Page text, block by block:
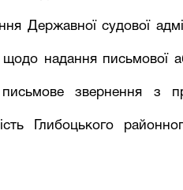
Державної судової
надання письмової
письмове звернення з
Глибоцького